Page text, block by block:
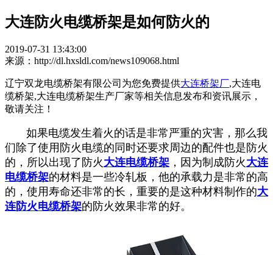
大连防火电缆桥架是如何防火的
2019-07-31 13:43:00
来源：http://dl.hxsldl.com/news109068.html
辽宁双龙电缆桥架有限公司为您免费提供大连桥架厂,大连电
缆桥架,大连电缆桥架生产厂家等相关信息发布和资讯展示，
敬请关注！
如果电缆发生着火的话是非常严重的灾害，那么我
们除了使用防火电缆的同时还要求周边的配件也是防火
的，所以出现了防火大连电缆桥架 ，因为制成防火大连
电缆桥架的材料是一些冷轧板，他的承载力是非常的高
的，使用寿命还非常的长，重要的是这种材料制作的大
连防火电缆桥架的防火效果非常的好。